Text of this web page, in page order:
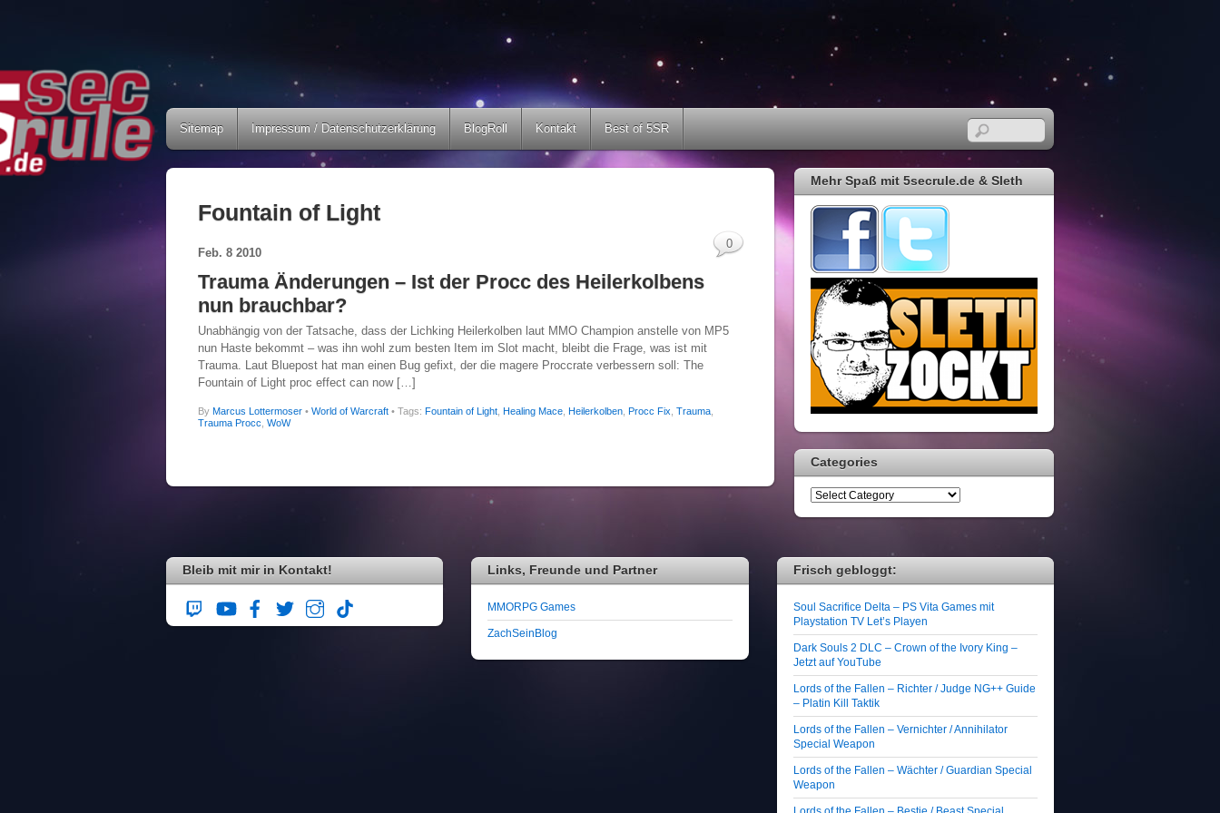
Sitemap Impressum / Datenschutzerklärung BlogRoll Kontakt Best of 5SR
Fountain of Light
Feb. 8 2010
Trauma Änderungen – Ist der Procc des Heilerkolbens
nun brauchbar?
Unabhängig von der Tatsache, dass der Lichking Heilerkolben laut MMO Champion anstelle von MP5
nun Haste bekommt – was ihn wohl zum besten Item im Slot macht, bleibt die Frage, was ist mit
Trauma. Laut Bluepost hat man einen Bug gefixt, der die magere Proccrate verbessern soll: The
Fountain of Light proc effect can now […]
By Marcus Lottermoser • World of Warcraft
0
• Tags: Fountain of Light Healing Mace Heilerkolben Procc Fix Trauma
Trauma Procc WoW
Mehr Spaß mit 5secrule.de & Sleth
Categories
Bleib mit mir in Kontakt! Links, Freunde und Partner
MMORPG Games
ZachSeinBlog
Frisch gebloggt:
Soul Sacrifice Delta – PS Vita Games mit
Playstation TV Let’s Playen
Dark Souls 2 DLC – Crown of the Ivory King –
Jetzt auf YouTube
Lords of the Fallen – Richter / Judge NG++ Guide
– Platin Kill Taktik
Lords of the Fallen – Vernichter / Annihilator
Special Weapon
Lords of the Fallen – Wächter / Guardian Special
Weapon